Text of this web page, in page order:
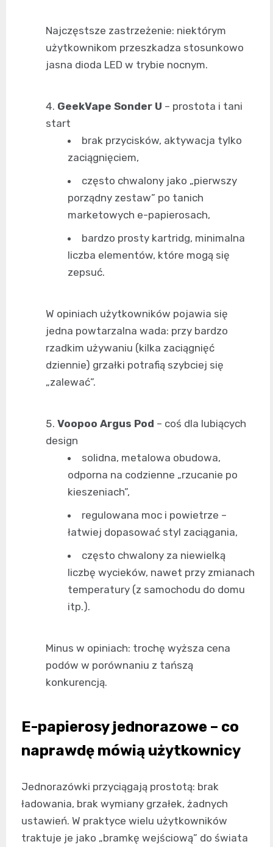
Najczęstsze zastrzeżenie: niektórym
użytkownikom przeszkadza stosunkowo
jasna dioda LED w trybie nocnym.
GeekVape Sonder U – prostota i tani
start
brak przycisków, aktywacja tylko
zaciągnięciem,
często chwalony jako „pierwszy
porządny zestaw” po tanich
marketowych e-papierosach,
bardzo prosty kartridg, minimalna
liczba elementów, które mogą się
zepsuć.
W opiniach użytkowników pojawia się
jedna powtarzalna wada: przy bardzo
rzadkim używaniu (kilka zaciągnięć
dziennie) grzałki potrafią szybciej się
„zalewać”.
Voopoo Argus Pod – coś dla lubiących
design
solidna, metalowa obudowa,
odporna na codzienne „rzucanie po
kieszeniach”,
regulowana moc i powietrze –
łatwiej dopasować styl zaciągania,
często chwalony za niewielką
liczbę wycieków, nawet przy zmianach
temperatury (z samochodu do domu
itp.).
Minus w opiniach: trochę wyższa cena
podów w porównaniu z tańszą
konkurencją.
E-papierosy jednorazowe – co
naprawdę mówią użytkownicy
Jednorazówki przyciągają prostotą: brak
ładowania, brak wymiany grzałek, żadnych
ustawień. W praktyce wielu użytkowników
traktuje je jako „bramkę wejściową” do świata